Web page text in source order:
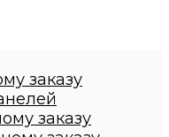
заказу
заказу
заказу
заказу
заказу
заказу